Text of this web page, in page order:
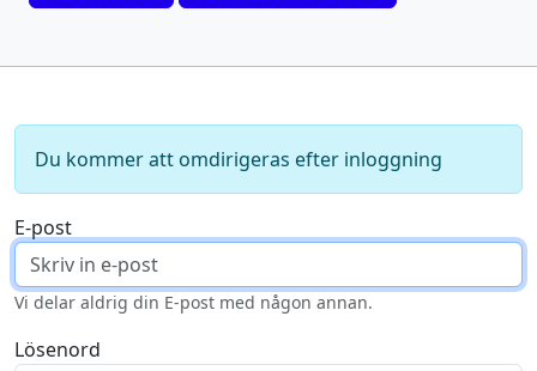
Du kommer att omdirigeras efter inloggning
E-post
Vi delar aldrig din E-post med någon annan.
Lösenord